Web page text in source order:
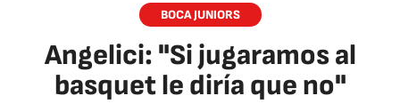
BOCA JUNIORS
Angelici: "Si jugaramos al
basquet le diría que no"